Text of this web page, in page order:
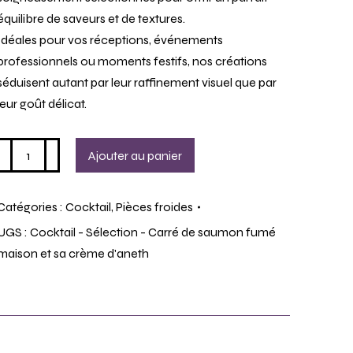
de saveurs et de textures.
pour vos réceptions, événements
ou moments festifs, nos créations
autant par leur raffinement visuel que par
goût délicat.
Ajouter au panier
: Cocktail, Pièces froides
: Cocktail - Sélection - Carré de saumon fumé
et sa crème d'aneth